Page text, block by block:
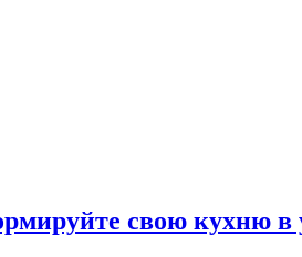
свою кухню